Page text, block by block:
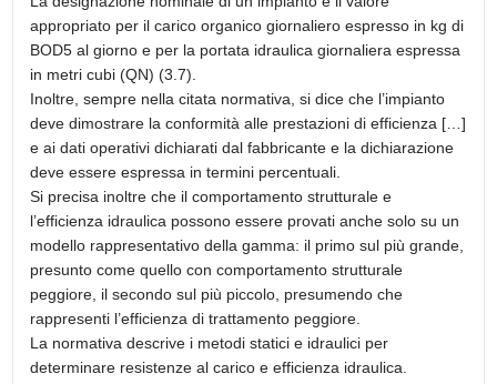
appropriato per il carico organico giornaliero espresso in kg di
BOD5 al giorno e per la portata idraulica giornaliera espressa
in metri cubi (QN) (3.7).
Inoltre, sempre nella citata normativa, si dice che l’impianto
deve dimostrare la conformità alle prestazioni di efficienza […]
e ai dati operativi dichiarati dal fabbricante e la dichiarazione
deve essere espressa in termini percentuali.
Si precisa inoltre che il comportamento strutturale e
l’efficienza idraulica possono essere provati anche solo su un
modello rappresentativo della gamma: il primo sul più grande,
presunto come quello con comportamento strutturale
peggiore, il secondo sul più piccolo, presumendo che
rappresenti l’efficienza di trattamento peggiore.
La normativa descrive i metodi statici e idraulici per
determinare resistenze al carico e efficienza idraulica.